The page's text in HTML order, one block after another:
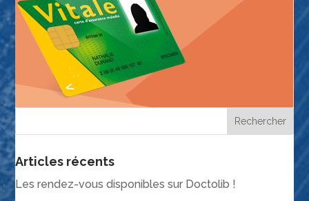
Articles récents
Les rendez-vous disponibles sur Doctolib !